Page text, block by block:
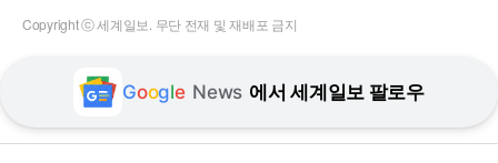
Copyright ⓒ 세계일보. 무단 전재 및 재배포 금지
Google News 에서 세계일보 팔로우